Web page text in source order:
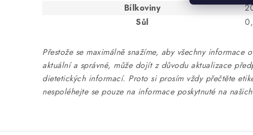
Bílkoviny
Sůl
Přestože se maximálně snažíme, aby všechny informace
aktuální a správné, může dojít z důvodu aktualizace
dietetických informací. Proto si prosím vždy přečtěte
nespoléhejte se pouze na informace poskytnuté na